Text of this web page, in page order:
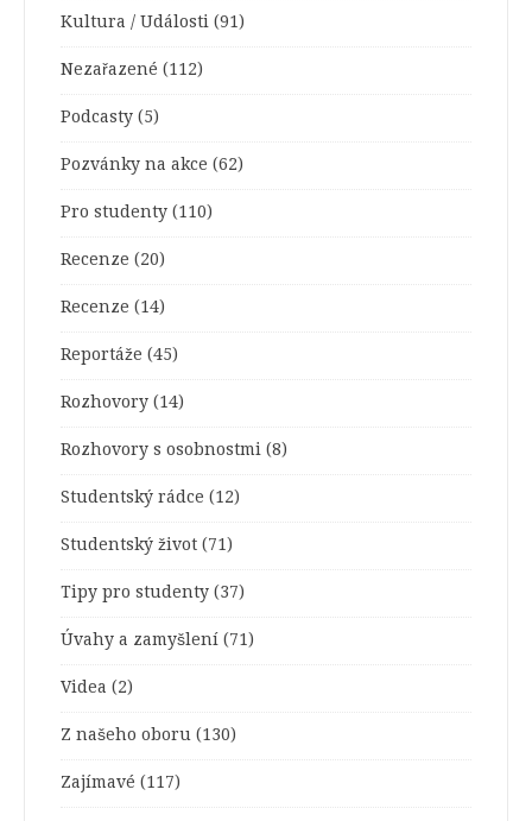
Kultura / Události (91)
Nezařazené (112)
Podcasty (5)
Pozvánky na akce (62)
Pro studenty (110)
Recenze (20)
Recenze (14)
Reportáže (45)
Rozhovory (14)
Rozhovory s osobnostmi (8)
Studentský rádce (12)
Studentský život (71)
Tipy pro studenty (37)
Úvahy a zamyšlení (71)
Videa (2)
Z našeho oboru (130)
Zajímavé (117)